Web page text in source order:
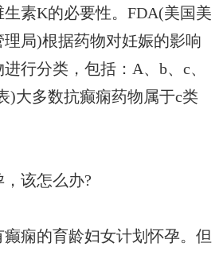
素K的必要性。FDA(美国美
理局)根据药物对妊娠的影响
行分类，包括：A、b、c、
)大多数抗癫痫药物属于c类
该怎么办?
痫的育龄妇女计划怀孕。但